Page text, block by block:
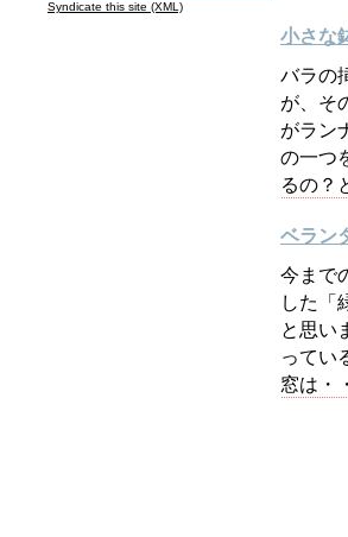
Syndicate this site (XML)
小さな
バラの
が、そ
がラン
の一つ
るの？
ベラン
今まで
した「
と思い
ってい
窓は・